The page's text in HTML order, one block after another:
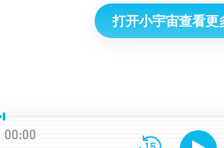
打开小宇宙查看更
00:00